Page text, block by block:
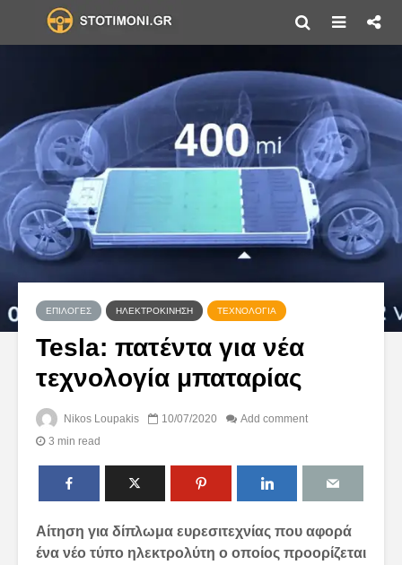
ΕΠΙΛΟΓΈΣ ΗΛΕΚΤΡΟΚΊΝΗΣΗ ΤΕΧΝΟΛΟΓΊΑ
Tesla: πατέντα για νέα
τεχνολογία μπαταρίας
Nikos Loupakis 10/07/2020
Add comment
3 min read
Αίτηση για δίπλωμα ευρεσιτεχνίας που αφορά
ένα νέο τύπο ηλεκτρολύτη ο οποίος προορίζεται